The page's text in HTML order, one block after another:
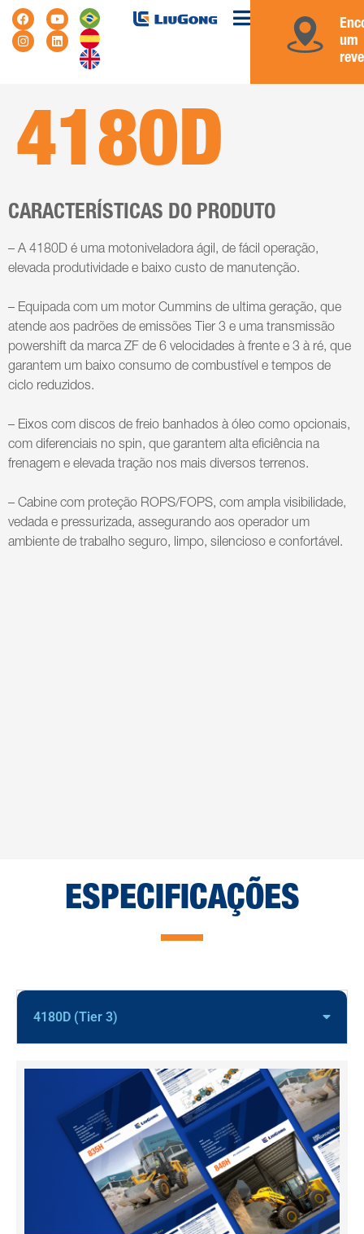
um
4180D
CARACTERÍSTICAS DO PRODUTO
– A 4180D é uma motoniveladora ágil, de fácil operação,
elevada produtividade e baixo custo de manutenção.
– Equipada com um motor Cummins de ultima geração, que
atende aos padrões de emissões Tier 3 e uma transmissão
powershift da marca ZF de 6 velocidades à frente e 3 à ré, que
garantem um baixo consumo de combustível e tempos de
ciclo reduzidos.
– Eixos com discos de freio banhados à óleo como opcionais,
com diferenciais no spin, que garantem alta eficiência na
frenagem e elevada tração nos mais diversos terrenos.
– Cabine com proteção ROPS/FOPS, com ampla visibilidade,
vedada e pressurizada, assegurando aos operador um
ambiente de trabalho seguro, limpo, silencioso e confortável.
ESPECIFICAÇÕES
4180D (Tier 3)